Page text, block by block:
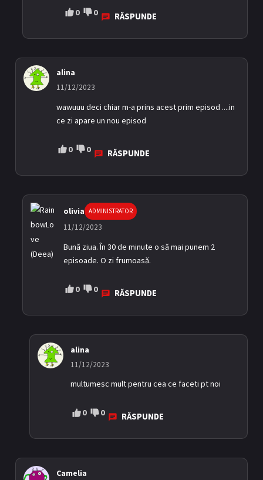
0 0 RĂSPUNDE
alina
11/12/2023
wawuuu deci chiar m-a prins acest prim episod ....in
ce zi apare un nou episod
0 0 RĂSPUNDE
olivia ADMINISTRATOR
11/12/2023
Bună ziua. În 30 de minute o să mai punem 2
episoade. O zi frumoasă.
0 0 RĂSPUNDE
alina
11/12/2023
multumesc mult pentru cea ce faceti pt noi
0 0 RĂSPUNDE
Camelia